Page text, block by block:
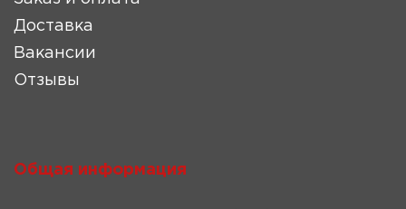
Доставка
Вакансии
Отзывы
Общая информация